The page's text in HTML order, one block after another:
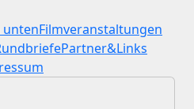
untenFilmveranstaltungen
Partner&Links